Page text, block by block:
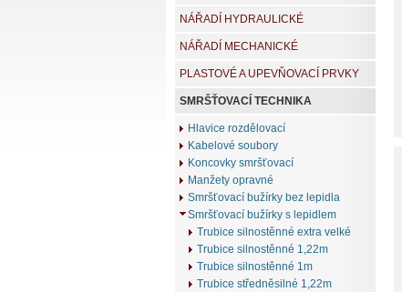
NÁŘADÍ HYDRAULICKÉ
NÁŘADÍ MECHANICKÉ
PLASTOVÉ A UPEVŇOVACÍ PRVKY
SMRŠŤOVACÍ TECHNIKA
Hlavice rozdělovací
Kabelové soubory
Koncovky smršťovací
Manžety opravné
Smršťovací bužírky bez lepidla
Smršťovací bužírky s lepidlem
Trubice silnostěnné extra velké
Trubice silnostěnné 1,22m
Trubice silnostěnné 1m
Trubice středněsilné 1,22m